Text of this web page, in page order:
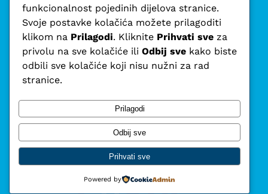
funkcionalnost pojedinih dijelova stranice.
Svoje postavke kolačića možete prilagoditi
klikom na Prilagodi. Kliknite Prihvati sve za
privolu na sve kolačiće ili Odbij sve kako biste
odbili sve kolačiće koji nisu nužni za rad
stranice.
Prilagodi
Odbij sve
Prihvati sve
Powered by